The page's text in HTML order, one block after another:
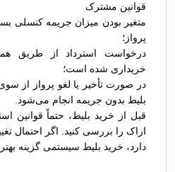
قوانین مشترک
متغیر بودن میزان جریمه کنسلی
پرواز؛
درخواست استرداد از طریق
خریداری شده است؛
در صورت تأخیر یا لغو پرواز از سوی
بلیط بدون جریمه انجام می‌شود.
قبل از خرید بلیط، حتماً قوانین
اراک را بررسی کنید. اگر احتمال
دارد، خرید بلیط سیستمی گزینه